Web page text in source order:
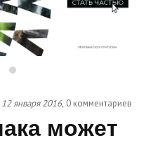
января 2016, 0 комментариев
может